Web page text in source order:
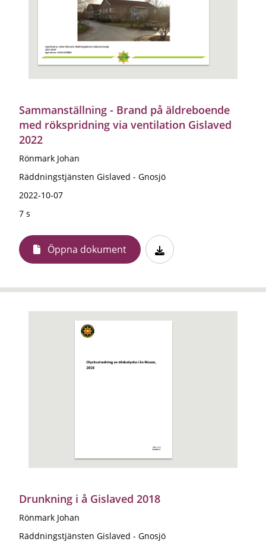
Sammanställning - Brand på äldreboende
med rökspridning via ventilation Gislaved
2022
Rönmark Johan
Räddningstjänsten Gislaved - Gnosjö
2022-10-07
7 s
Öppna dokument
Drunkning i å Gislaved 2018
Rönmark Johan
Räddningstjänsten Gislaved - Gnosjö